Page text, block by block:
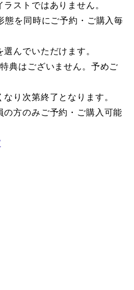
ストではありません。
を同時にご予約・ご購入毎
んでいただけます。
典はございません。予めご
り次第終了となります。
方のみご予約・ご購入可能